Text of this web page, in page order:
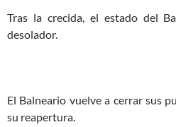
Tras la crecida, el estado del
desolador.
El Balneario vuelve a cerrar sus
su reapertura.